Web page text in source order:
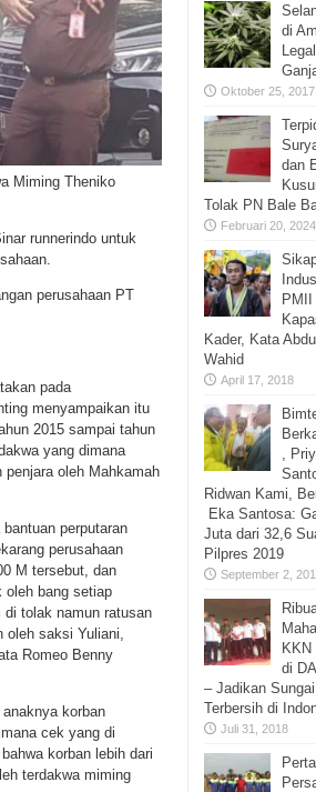
Miming Theniko
runnerindo untuk
perusahaan PT
pada
menyampaikan itu
2015 sampai tahun
yang dimana
oleh Mahkamah
perputaran
perusahaan
M tersebut, dan
oleh bang setiap
tolak namun ratusan
oleh saksi Yuliani,
Romeo Benny
korban
cek yang di
korban lebih dari
terdakwa miming
di
Oktober 25, 2017
dan
Tolak PN Bale
Februari 20, 2024
PMII
Kader, Kata
Wahid
April 17, 2018
,
Ridwan Kami,
Eka Santosa:
Juta dari 32,6
Pilpres 2019
September 2,
KKN
di
– Jadikan
Terbersih di
Juli 31, 2018